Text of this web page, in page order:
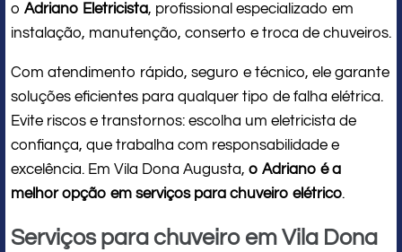
o Adriano Eletricista, profissional especializado em
instalação, manutenção, conserto e troca de chuveiros.
Com atendimento rápido, seguro e técnico, ele garante
soluções eficientes para qualquer tipo de falha elétrica.
Evite riscos e transtornos: escolha um eletricista de
confiança, que trabalha com responsabilidade e
excelência. Em Vila Dona Augusta, o Adriano é a
melhor opção em serviços para chuveiro elétrico.
Serviços para chuveiro em Vila Dona